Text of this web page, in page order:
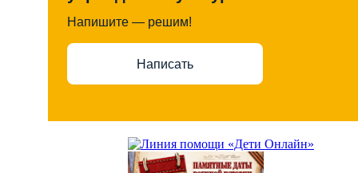
Напишите — решим!
Написать